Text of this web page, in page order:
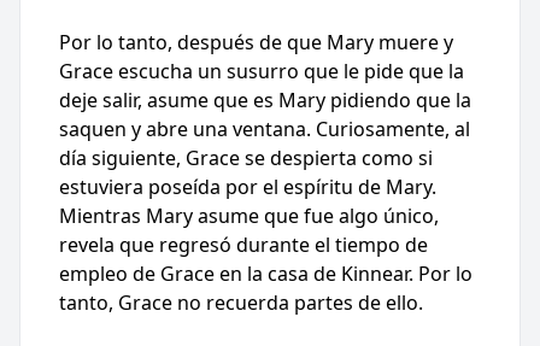
Por lo tanto, después de que Mary muere y
Grace escucha un susurro que le pide que la
deje salir, asume que es Mary pidiendo que la
saquen y abre una ventana. Curiosamente, al
día siguiente, Grace se despierta como si
estuviera poseída por el espíritu de Mary.
Mientras Mary asume que fue algo único,
revela que regresó durante el tiempo de
empleo de Grace en la casa de Kinnear. Por lo
tanto, Grace no recuerda partes de ello.